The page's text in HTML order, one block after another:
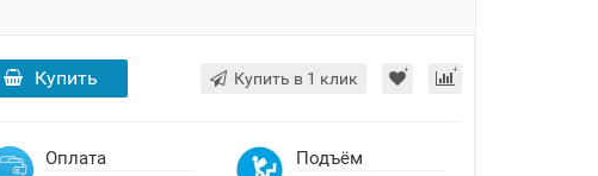
Купить Купить в 1 клик
Оплата Подъём